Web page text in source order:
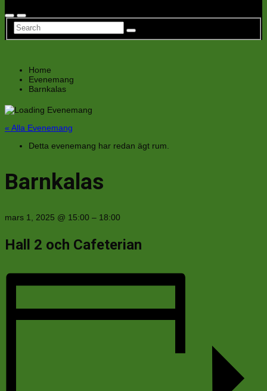
Home
Evenemang
Barnkalas
« Alla Evenemang
Detta evenemang har redan ägt rum.
Barnkalas
mars 1, 2025 @ 15:00 – 18:00
Hall 2 och Cafeterian